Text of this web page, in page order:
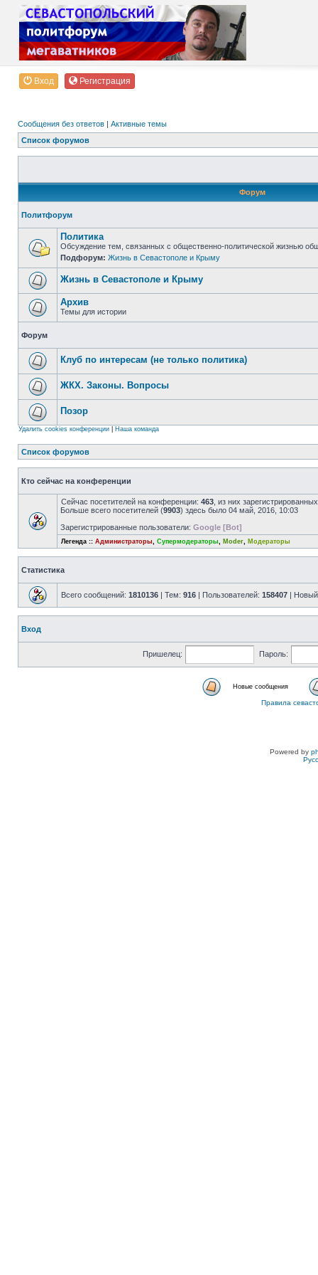
Вход Регистрация
Сообщения без ответов | Активные темы
Список форумов
Форум
Политфорум
Политика
Обсуждение тем, связанных с общественно-политической жизнью
Подфорум: Жизнь в Севастополе и Крыму
Жизнь в Севастополе и Крыму
Архив
Темы для истории
Форум
Клуб по интересам (не только политика)
ЖКХ. Законы. Вопросы
Позор
Удалить cookies конференции Наша команда
Список форумов
Кто сейчас на конференции
Сейчас посетителей на конференции: 463 , из них
Больше всего посетителей (9903) здесь было 04 май, 2016, 10:03
Зарегистрированные пользователи: Google [Bot]
Легенда :: Администраторы, Супермодераторы, Moder, Модераторы
Статистика
Всего сообщений: 1810136 | Тем: 916 | Пользователей: 158407 |
Вход
Пришелец: Пароль:
Новые сообщения
Правила
Powered by